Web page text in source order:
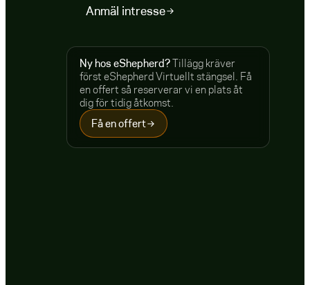
Anmäl intresse
Ny hos eShepherd?Tillägg kräver
först eShepherd Virtuellt stängsel. Få
en offert så reserverar vi en plats åt
dig för tidig åtkomst.
Få en offert